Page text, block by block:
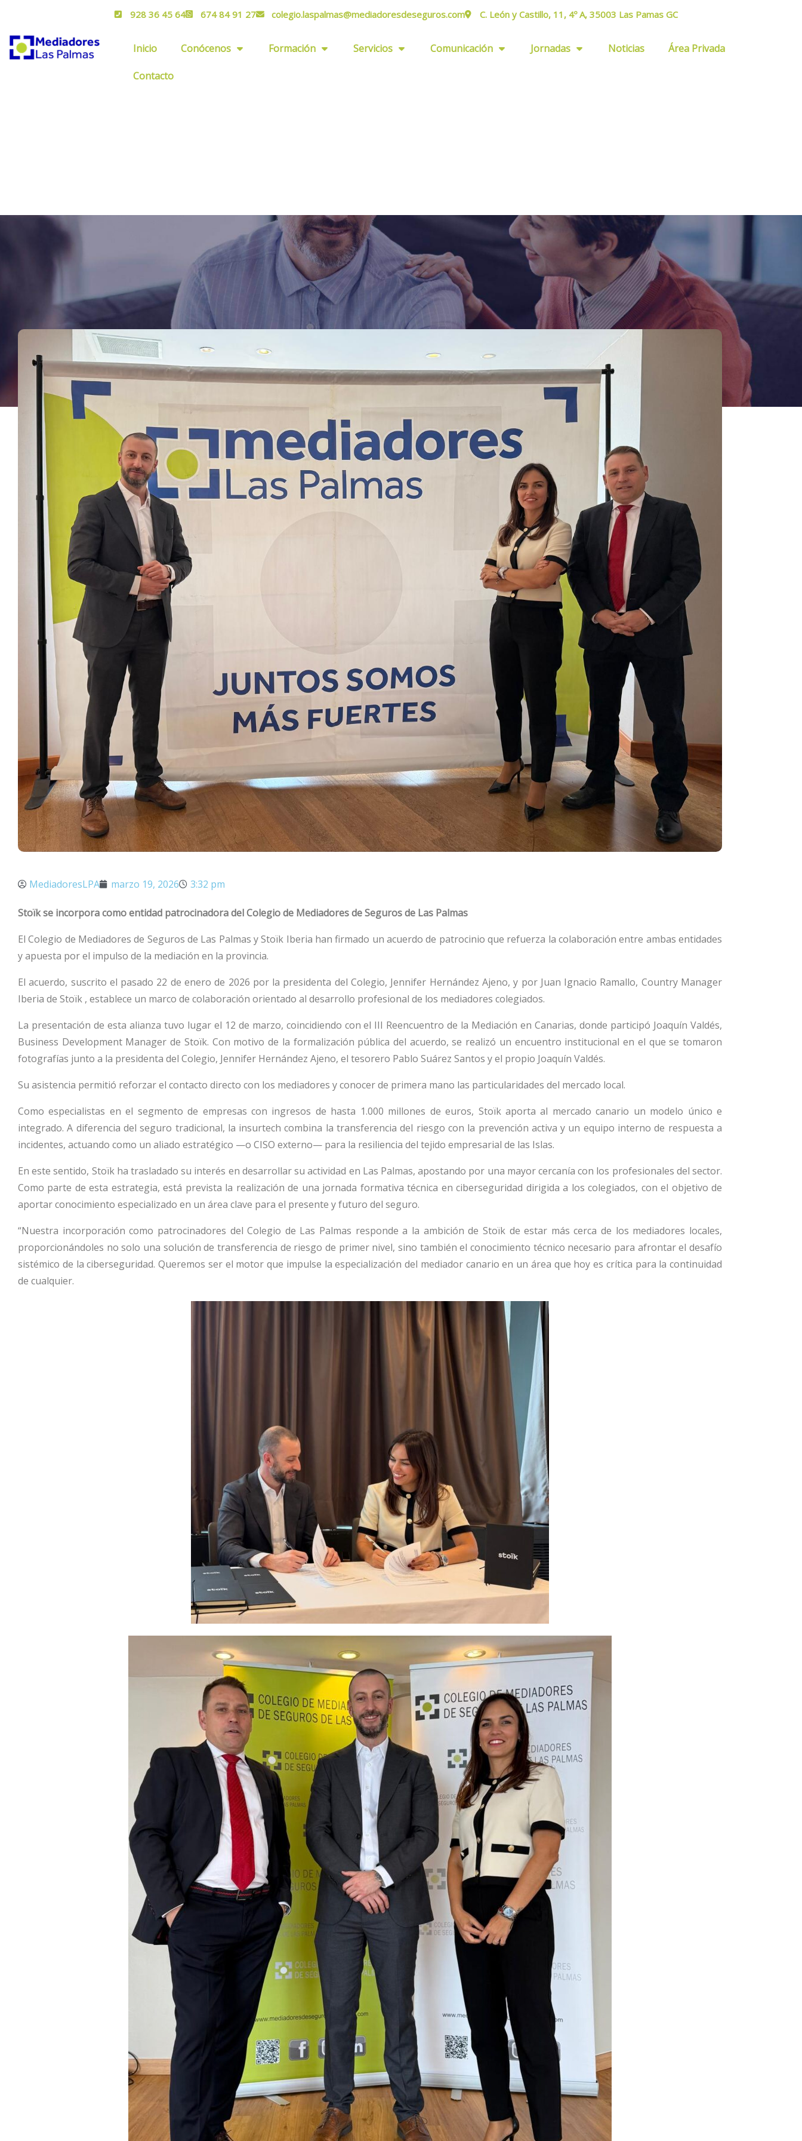
928 36 45 64 674 84 91 27 colegio.laspalmas@mediadoresdeseguros.com C. León y Castillo, 11, 4º A, 35003 Las Pamas GC
Inicio Conócenos Formación Servicios Comunicación Jornadas Noticias Área Privada
Contacto
MediadoresLPA marzo 19, 2026 3:32 pm
Stoïk se incorpora como entidad patrocinadora del Colegio de Mediadores de Seguros de Las Palmas
El Colegio de Mediadores de Seguros de Las Palmas y Stoïk Iberia han firmado un acuerdo de patrocinio que refuerza la colaboración entre ambas entidades
y apuesta por el impulso de la mediación en la provincia.
El acuerdo, suscrito el pasado 22 de enero de 2026 por la presidenta del Colegio, Jennifer Hernández Ajeno, y por Juan Ignacio Ramallo, Country Manager
Iberia de Stoïk , establece un marco de colaboración orientado al desarrollo profesional de los mediadores colegiados.
La presentación de esta alianza tuvo lugar el 12 de marzo, coincidiendo con el III Reencuentro de la Mediación en Canarias, donde participó Joaquín Valdés,
Business Development Manager de Stoïk. Con motivo de la formalización pública del acuerdo, se realizó un encuentro institucional en el que se tomaron
fotografías junto a la presidenta del Colegio, Jennifer Hernández Ajeno, el tesorero Pablo Suárez Santos y el propio Joaquín Valdés.
Su asistencia permitió reforzar el contacto directo con los mediadores y conocer de primera mano las particularidades del mercado local.
Como especialistas en el segmento de empresas con ingresos de hasta 1.000 millones de euros, Stoïk aporta al mercado canario un modelo único e
integrado. A diferencia del seguro tradicional, la insurtech combina la transferencia del riesgo con la prevención activa y un equipo interno de respuesta a
incidentes, actuando como un aliado estratégico —o CISO externo— para la resiliencia del tejido empresarial de las Islas.
En este sentido, Stoïk ha trasladado su interés en desarrollar su actividad en Las Palmas, apostando por una mayor cercanía con los profesionales del sector.
Como parte de esta estrategia, está prevista la realización de una jornada formativa técnica en ciberseguridad dirigida a los colegiados, con el objetivo de
aportar conocimiento especializado en un área clave para el presente y futuro del seguro.
“Nuestra incorporación como patrocinadores del Colegio de Las Palmas responde a la ambición de Stoïk de estar más cerca de los mediadores locales,
proporcionándoles no solo una solución de transferencia de riesgo de primer nivel, sino también el conocimiento técnico necesario para afrontar el desafío
sistémico de la ciberseguridad. Queremos ser el motor que impulse la especialización del mediador canario en un área que hoy es crítica para la continuidad
de cualquier.